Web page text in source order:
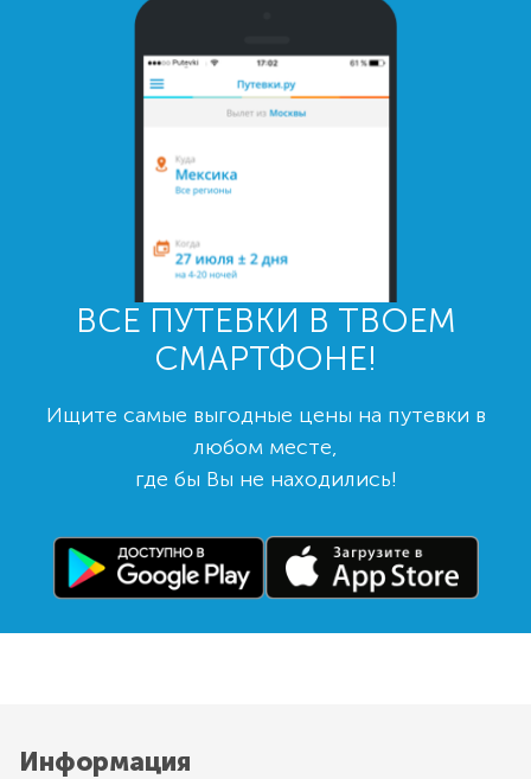
ВСЕ ПУТЕВКИ В ТВОЕМ
СМАРТФОНЕ!
Ищите самые выгодные цены на путевки в
любом месте,
где бы Вы не находились!
Информация